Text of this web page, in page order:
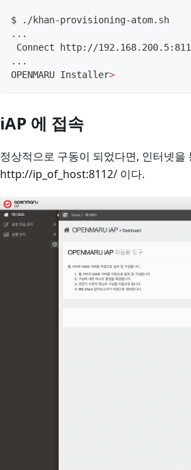
$ ./khan-provisioning-atom.sh
.. .
Connect http://
.. .
OPENMARU Installer>
iAP 에 접속
정상적으로 구동이 되었다면, 인터넷
http://ip_of_host:8112/ 이다.